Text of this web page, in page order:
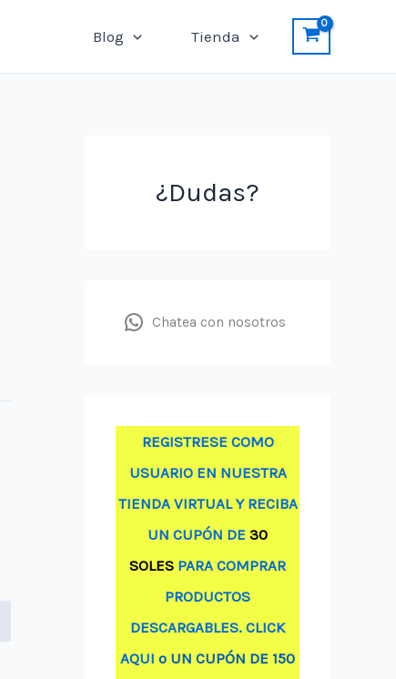
Blog Tienda
¿Dudas?
Chatea con nosotros
REGISTRESE COMO
USUARIO EN NUESTRA
TIENDA VIRTUAL Y RECIBA
UN CUPÓN DE 30
SOLES PARA COMPRAR
PRODUCTOS
DESCARGABLES. CLICK
AQUI o UN CUPÓN DE 150